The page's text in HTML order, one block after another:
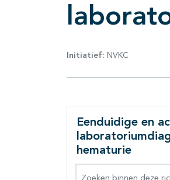
Initiatief: NVKC
Eenduidige en
hematurie